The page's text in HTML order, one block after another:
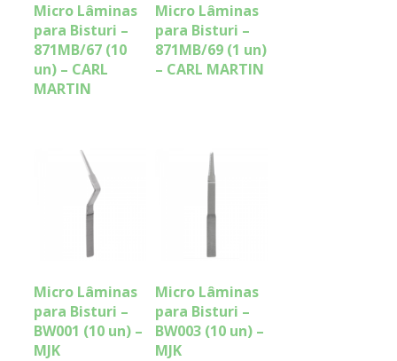
Micro Lâminas
para Bisturi –
871MB/67 (10
un) – CARL
MARTIN
Micro Lâminas
para Bisturi –
871MB/69 (1 un)
– CARL MARTIN
Micro Lâminas
para Bisturi –
BW001 (10 un) –
MJK
Micro Lâminas
para Bisturi –
BW003 (10 un) –
MJK